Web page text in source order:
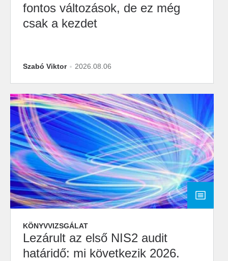
fontos változások, de ez még
csak a kezdet
Szabó Viktor 2026.08.06
KÖNYVVIZSGÁLAT
Lezárult az első NIS2 audit
határidő: mi következik 2026.